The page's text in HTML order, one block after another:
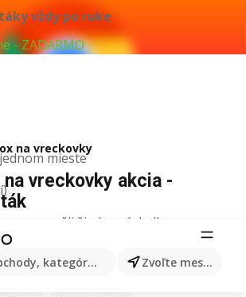
vždy po ruke
- ZADARMO
mieste
kategórie, produkty... Zvoľte mesto
na vreckovky
vreckovky akcia -
nenašli žiadne výsledky.
v obchodoch Tesco
Tesco Ashwagandha